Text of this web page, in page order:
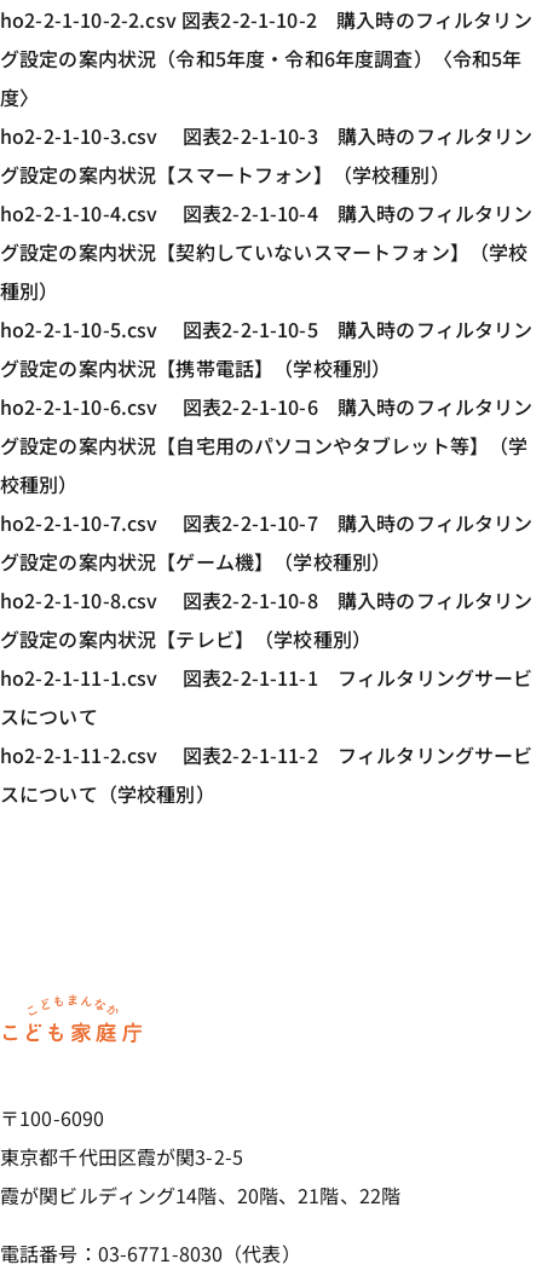
ho2-2-1-10-2-2.csv 図表2-2-1-10-2 購入時のフィルタリン
グ設定の案内状況（令和5年度・令和6年度調査）〈令和5年
度〉
ho2-2-1-10-3.csv 図表2-2-1-10-3 購入時のフィルタリン
グ設定の案内状況【スマートフォン】（学校種別）
ho2-2-1-10-4.csv 図表2-2-1-10-4 購入時のフィルタリン
グ設定の案内状況【契約していないスマートフォン】（学校
種別）
ho2-2-1-10-5.csv 図表2-2-1-10-5 購入時のフィルタリン
グ設定の案内状況【携帯電話】（学校種別）
ho2-2-1-10-6.csv 図表2-2-1-10-6 購入時のフィルタリン
グ設定の案内状況【自宅用のパソコンやタブレット等】（学
校種別）
ho2-2-1-10-7.csv 図表2-2-1-10-7 購入時のフィルタリン
グ設定の案内状況【ゲーム機】（学校種別）
ho2-2-1-10-8.csv 図表2-2-1-10-8 購入時のフィルタリン
グ設定の案内状況【テレビ】（学校種別）
ho2-2-1-11-1.csv 図表2-2-1-11-1 フィルタリングサービ
スについて
ho2-2-1-11-2.csv 図表2-2-1-11-2 フィルタリングサービ
スについて（学校種別）
〒100-6090
東京都千代田区霞が関3-2-5
霞が関ビルディング14階、20階、21階、22階
電話番号：03-6771-8030（代表）